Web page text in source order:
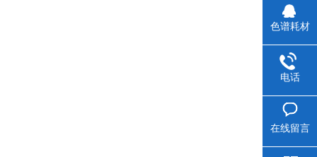
色谱耗材
电话
在线留言